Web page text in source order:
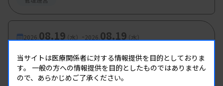
●参加者への「リアルアンケート」も実施
2026. 08.19（水） -2026. 08.19（水）
第1回臨床検査総合部門研修会
主催 :大分県臨床検査技師会
開催場所 : WEB
当サイトは医療関係者に対する情報提供を目的としておりま
す。 一般の方への情報提供を目的としたものではありません
ので、あらかじめご了承ください。